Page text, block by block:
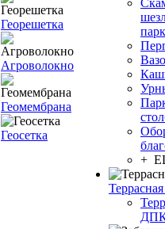
Георешетка
Агроволокно
Геомембрана
Геосетка
+